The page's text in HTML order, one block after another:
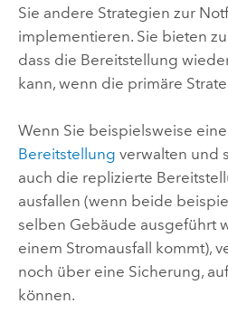
Sie andere Strategien zur
implementieren. Sie bieten
dass die Bereitstellung
kann, wenn die primäre
Wenn Sie beispielsweise eine
Bereitstellung verwalten und
auch die replizierte
ausfallen (wenn beide
selben Gebäude ausgeführt
einem Stromausfall kommt),
noch über eine Sicherung,
können.